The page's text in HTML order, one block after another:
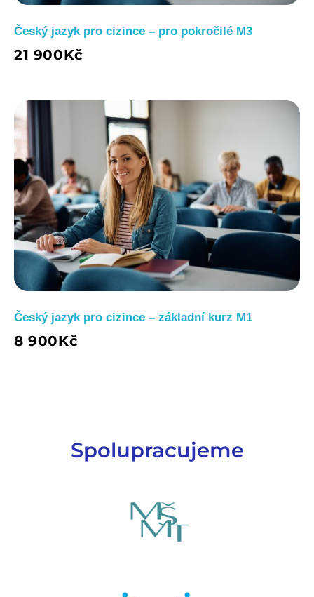
Český jazyk pro cizince – pro pokročilé M3
21 900Kč
Český jazyk pro cizince – základní kurz M1
8 900Kč
Spolupracujeme